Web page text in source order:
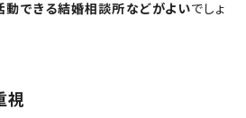
動できる結婚相談所などがよいでしょ
視